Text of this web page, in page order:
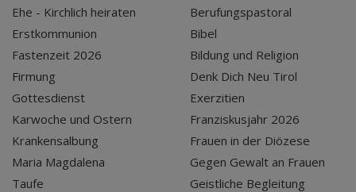
Ehe - Kirchlich heiraten
Erstkommunion
Fastenzeit 2026
Firmung
Gottesdienst
Karwoche und Ostern
Krankensalbung
Maria Magdalena
Taufe
Berufungspastoral
Bibel
Bildung und Religion
Denk Dich Neu Tirol
Exerzitien
Franziskusjahr 2026
Frauen in der Diözese
Gegen Gewalt an Frauen
Geistliche Begleitung